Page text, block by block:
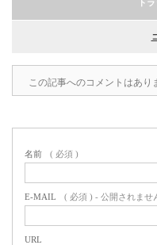
ト
この記事へのコメントはあり
名前 ( 必須 )
E-MAIL ( 必須 ) - 公開されませ
URL